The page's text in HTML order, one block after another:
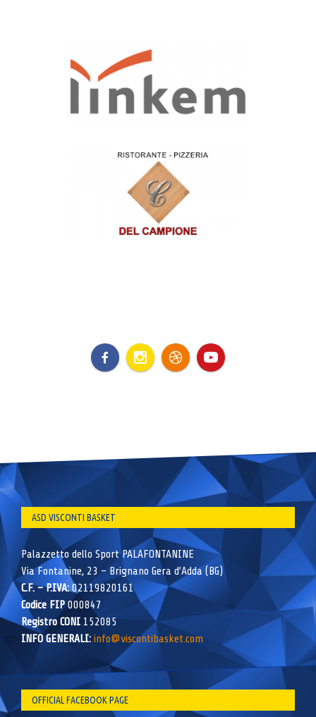
ASD VISCONTI BASKET
Palazzetto dello Sport PALAFONTANINE
Via Fontanine, 23 – Brignano Gera d’Adda (BG)
C.F. – P.IVA:02119820161
Codice FIP000847
Registro CONI 152085
INFO GENERALI: info@viscontibasket.com
OFFICIAL FACEBOOK PAGE